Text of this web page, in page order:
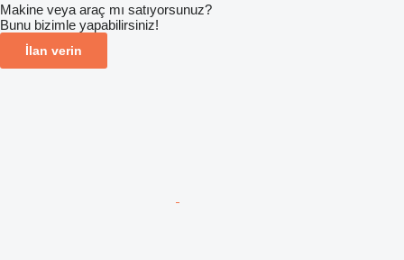
Makine veya araç mı satıyorsunuz?
Bunu bizimle yapabilirsiniz!
İlan verin